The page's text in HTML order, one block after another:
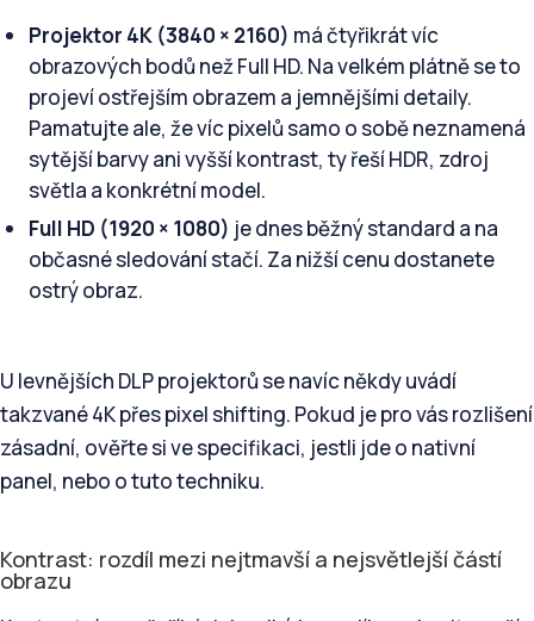
Projektor 4K (3840 × 2160) má čtyřikrát víc
obrazových bodů než Full HD. Na velkém plátně se to
projeví ostřejším obrazem a jemnějšími detaily.
Pamatujte ale, že víc pixelů samo o sobě neznamená
sytější barvy ani vyšší kontrast, ty řeší HDR, zdroj
světla a konkrétní model.
Full HD (1920 × 1080) je dnes běžný standard a na
občasné sledování stačí. Za nižší cenu dostanete
ostrý obraz.
U levnějších DLP projektorů se navíc někdy uvádí
takzvané 4K přes pixel shifting. Pokud je pro vás rozlišení
zásadní, ověřte si ve specifikaci, jestli jde o nativní
panel, nebo o tuto techniku.
Kontrast: rozdíl mezi nejtmavší a nejsvětlejší částí
obrazu